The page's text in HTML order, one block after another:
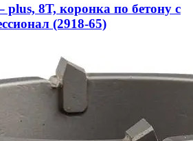
8Т, коронка по бетону с
(2918-65)